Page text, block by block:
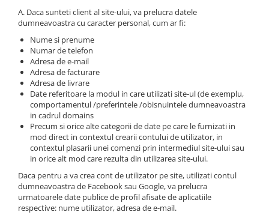
A. Daca sunteti client al site-ului, va prelucra datele
dumneavoastra cu caracter personal, cum ar fi:
Nume si prenume
Numar de telefon
Adresa de e-mail
Adresa de facturare
Adresa de livrare
Date referitoare la modul in care utilizati site-ul (de exemplu,
comportamentul /preferintele /obisnuintele dumneavoastra
in cadrul domains
Precum si orice alte categorii de date pe care le furnizati in
mod direct in contextul crearii contului de utilizator, in
contextul plasarii unei comenzi prin intermediul site-ului sau
in orice alt mod care rezulta din utilizarea site-ului.
Daca pentru a va crea cont de utilizator pe site, utilizati contul
dumneavoastra de Facebook sau Google, va prelucra
urmatoarele date publice de profil afisate de aplicatiile
respective: nume utilizator, adresa de e-mail.